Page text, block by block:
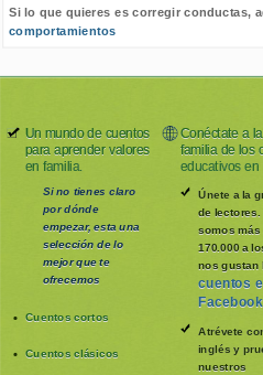
Si lo que quieres es corregir conductas,
comportamientos
Un mundo de cuentos
para aprender valores
en familia.
Si no tienes claro
por dónde
empezar, esta una
selección de lo
mejor que te
ofrecemos
Cuentos cortos
Cuentos clásicos
Conéctate a
familia de los
educativos en
Únete a la
de lectores.
somos más
170.000 a
nos gustan
cuentos
Facebook
Atrévete
inglés y
nuestros